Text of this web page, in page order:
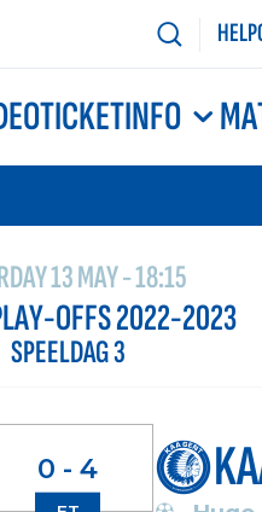
TICKETINFO
13 MAY - 18:15
OFFS 2022-2023
SPEELDAG 3
0 - 4